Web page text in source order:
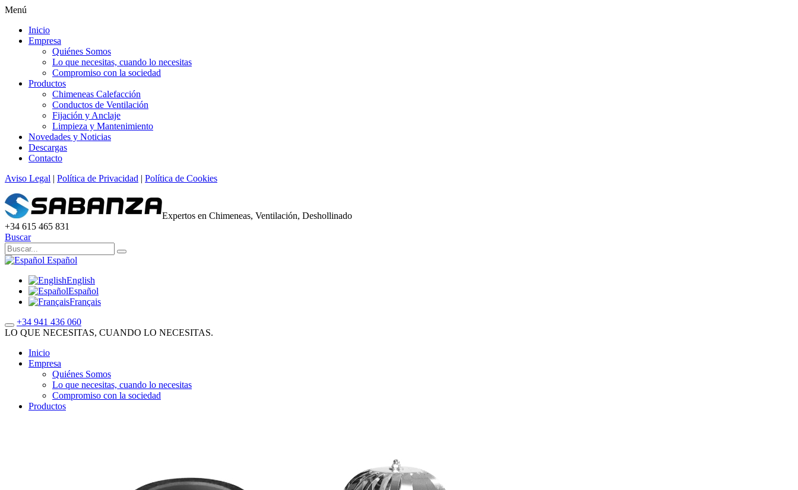
Menú
Inicio
Empresa
Quiénes Somos
Lo que necesitas, cuando lo necesitas
Compromiso con la sociedad
Productos
Chimeneas Calefacción
Conductos de Ventilación
Fijación y Anclaje
Limpieza y Mantenimiento
Novedades y Noticias
Descargas
Contacto
Aviso Legal | Política de Privacidad | Política de Cookies
Expertos en Chimeneas, Ventilación, Deshollinado
+34 615 465 831
Buscar
Español
English
Español
Français
+34 941 436 060
LO QUE NECESITAS, CUANDO LO NECESITAS.
Inicio
Empresa
Quiénes Somos
Lo que necesitas, cuando lo necesitas
Compromiso con la sociedad
Productos